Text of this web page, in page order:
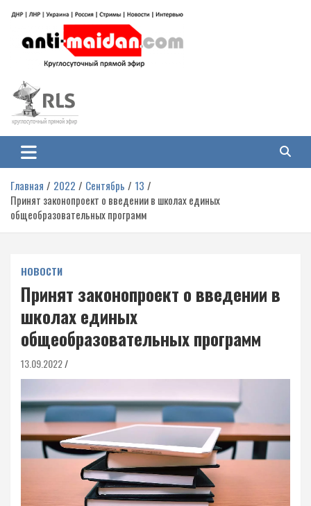
содержимому
Антимайдан: Гражданская война
на Украине
гражданской войне на Украине, включая события в Новороссии, ДНР,
ЛНР и других регионах.
Главная 2022 Сентябрь
13
Принят законопроект о введении в школах единых
общеобразовательных программ
НОВОСТИ
Принят законопроект о введении в
школах единых
общеобразовательных программ
13.09.2022